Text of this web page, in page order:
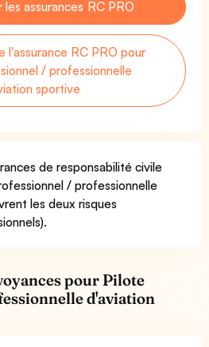
les assurances RC PRO
l'assurance RC PRO pour
/ professionnelle
sportive
de responsabilité civile
/ professionnelle
les deux risques
pour Pilote
d'aviation